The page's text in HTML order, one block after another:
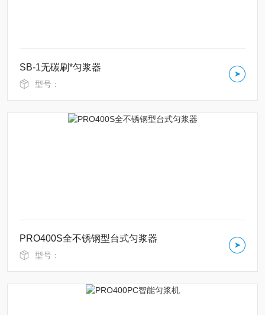
SB-1无碳刷*匀浆器
型号：
PRO400S全不锈钢型台式匀浆器
型号：